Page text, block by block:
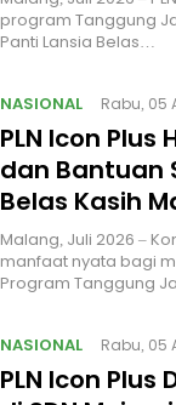
program Tanggung
Panti Lansia Belas…
NASIONAL Rabu, 05
PLN Icon
dan Bantuan
Belas Kasih
Malang, Juli 2026 –
manfaat nyata bagi
Program Tanggung
NASIONAL Rabu, 05
PLN Icon